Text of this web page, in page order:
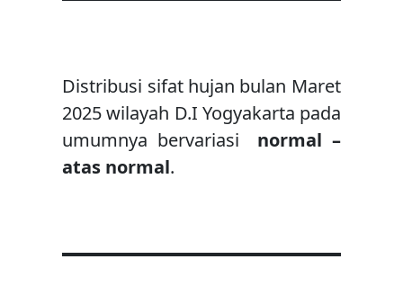
Distribusi sifat hujan bulan Maret
2025 wilayah D.I Yogyakarta pada
umumnya bervariasi normal –
atas normal.